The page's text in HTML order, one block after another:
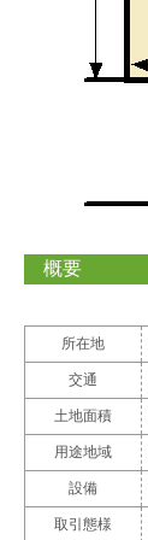
概要
所在地
交通
土地面積
用途地域
設備
取引態様